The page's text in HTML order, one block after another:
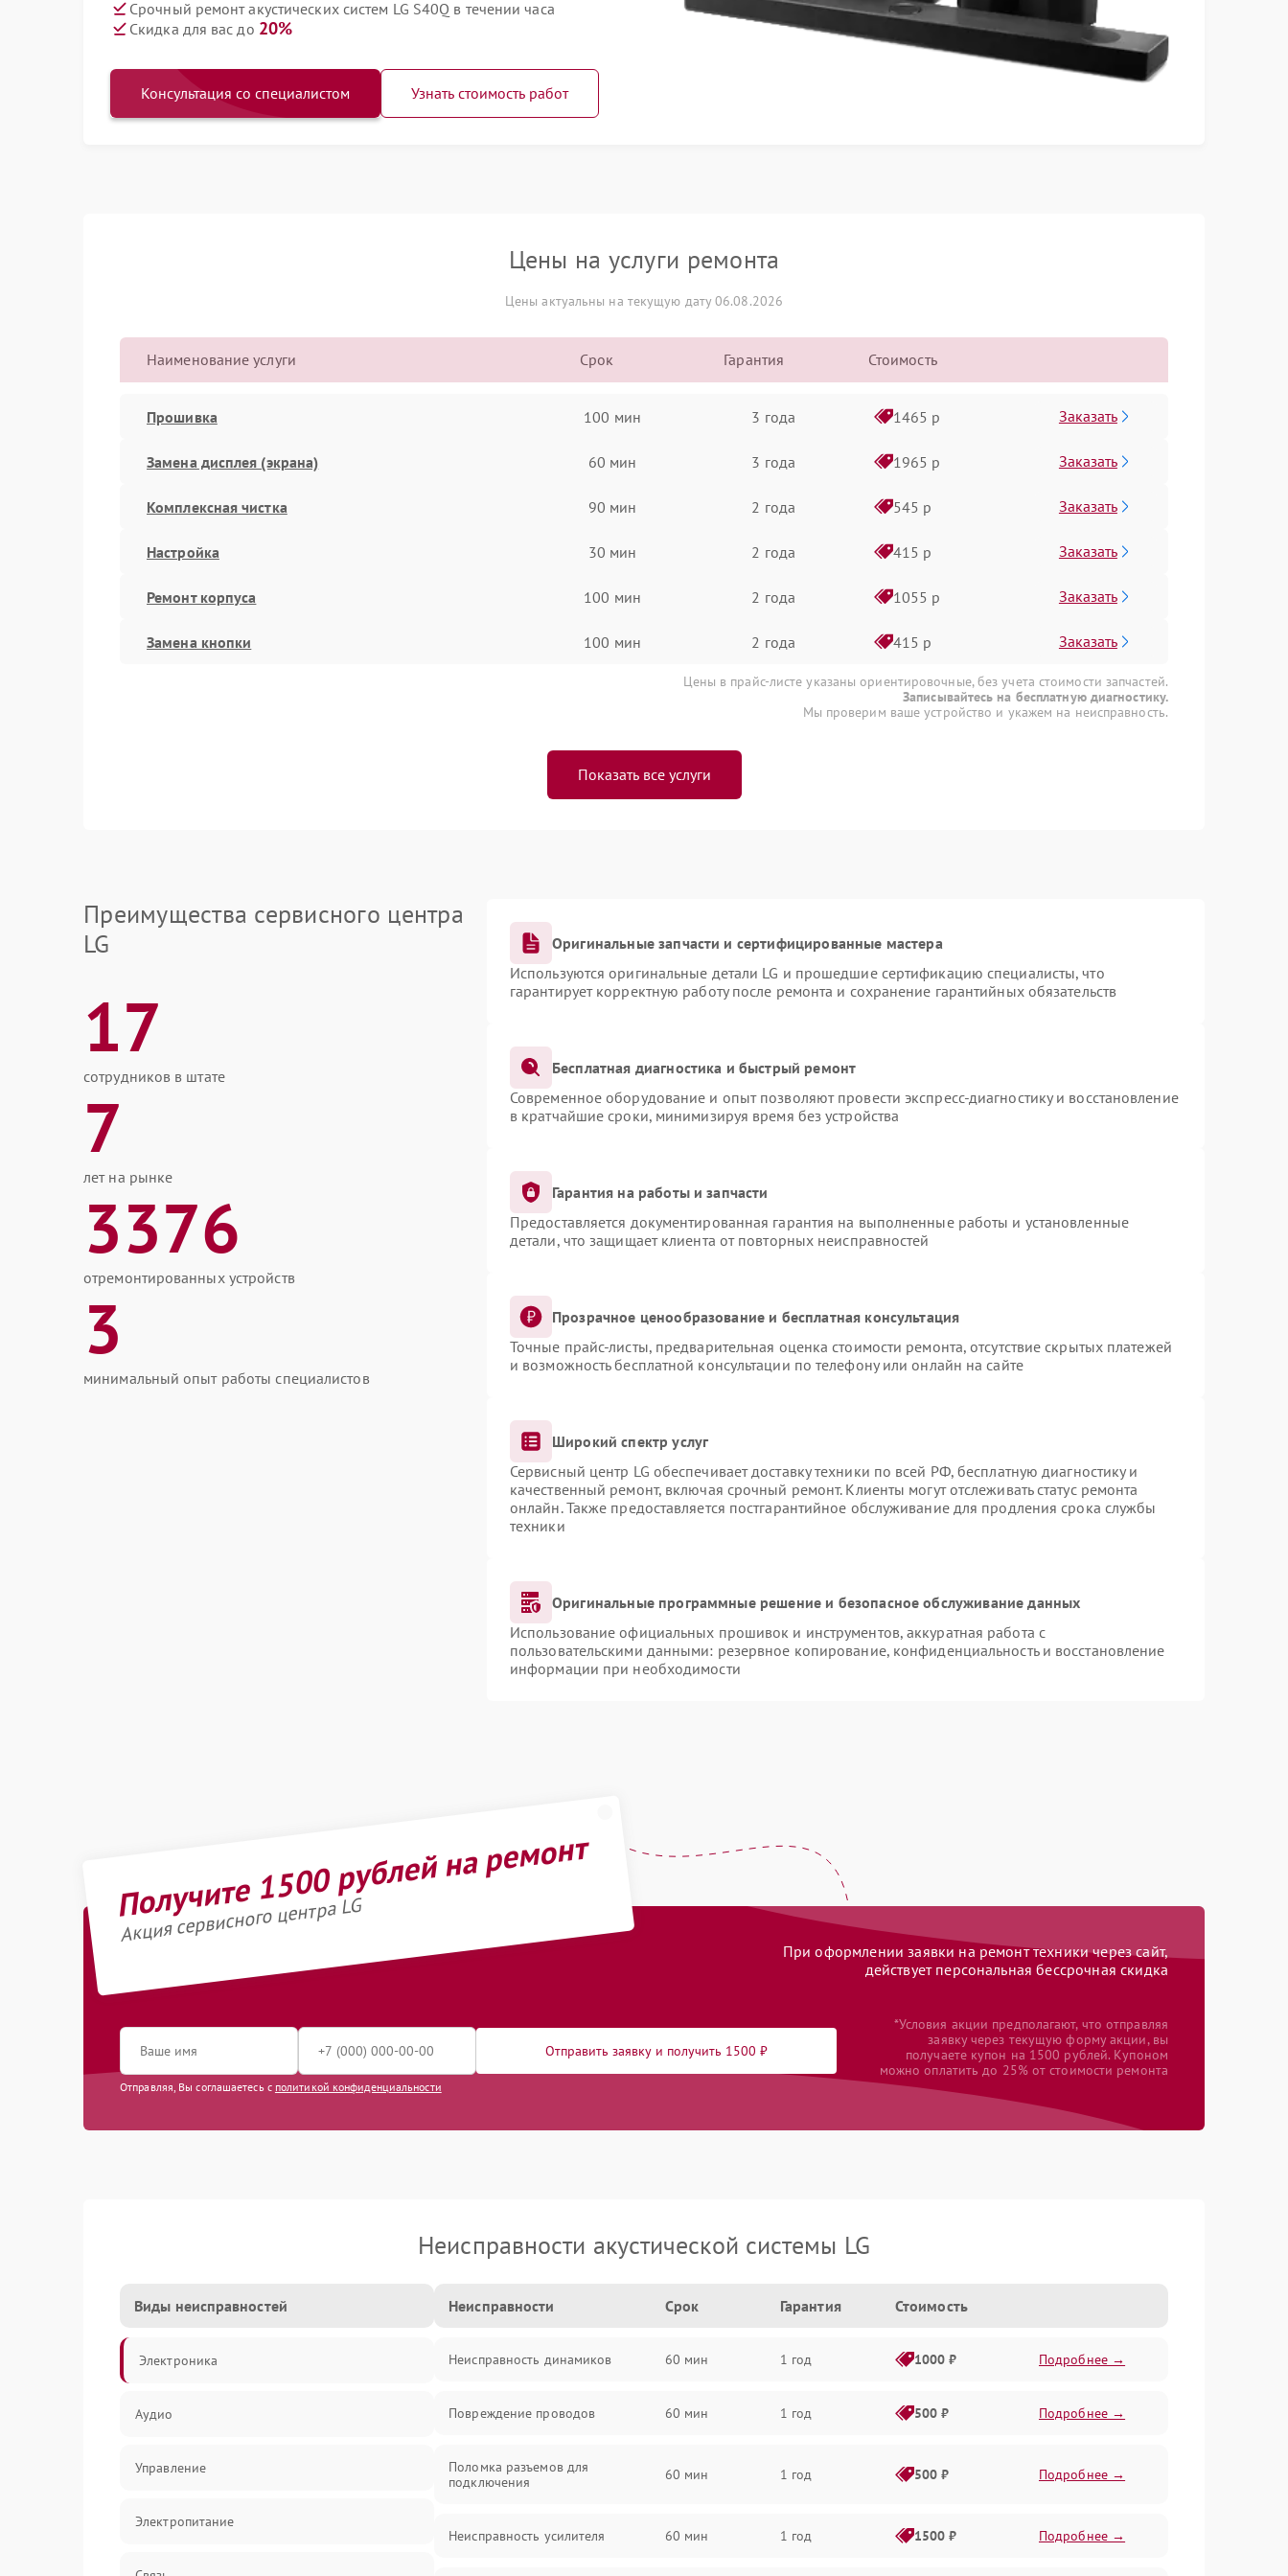
Срочный ремонт акустических систем LG S40Q в течении часа
Скидка для вас до 20%
Консультация со специалистом Узнать стоимость работ
Цены на услуги ремонта
Цены актуальны на текущую дату 06.08.2026
Наименование услуги Срок Гарантия Стоимость
Прошивка 100 мин 3 года 1465 р Заказать
Замена дисплея (экрана) 60 мин 3 года 1965 р Заказать
Комплексная чистка 90 мин 2 года 545 р Заказать
Настройка 30 мин 2 года 415 р Заказать
Ремонт корпуса 100 мин 2 года 1055 р Заказать
Замена кнопки 100 мин 2 года 415 р Заказать
Цены в прайс-листе указаны ориентировочные, без учета стоимости запчастей.
Записывайтесь на бесплатную диагностику.
Мы проверим ваше устройство и укажем на неисправность.
Показать все услуги
Преимущества сервисного центра
LG
17
сотрудников в штате
7
лет на рынке
3376
отремонтированных устройств
3
минимальный опыт работы специалистов
Оригинальные запчасти и сертифицированные мастера
Используются оригинальные детали LG и прошедшие сертификацию специалисты, что
гарантирует корректную работу после ремонта и сохранение гарантийных обязательств
Бесплатная диагностика и быстрый ремонт
Современное оборудование и опыт позволяют провести экспресс-диагностику и восстановление
в кратчайшие сроки, минимизируя время без устройства
Гарантия на работы и запчасти
Предоставляется документированная гарантия на выполненные работы и установленные
детали, что защищает клиента от повторных неисправностей
Прозрачное ценообразование и бесплатная консультация
Точные прайс-листы, предварительная оценка стоимости ремонта, отсутствие скрытых платежей
и возможность бесплатной консультации по телефону или онлайн на сайте
Широкий спектр услуг
Сервисный центр LG обеспечивает доставку техники по всей РФ, бесплатную диагностику и
качественный ремонт, включая срочный ремонт. Клиенты могут отслеживать статус ремонта
онлайн. Также предоставляется постгарантийное обслуживание для продления срока службы
техники
Оригинальные программные решение и безопасное обслуживание данных
Использование официальных прошивок и инструментов, аккуратная работа с
пользовательскими данными: резервное копирование, конфиденциальность и восстановление
информации при необходимости
Получите 1500 рублей на ремонт
Акция сервисного центра LG
При оформлении заявки на ремонт техники через сайт,
действует персональная бессрочная скидка
Отправить заявку и получить 1500 ₽
Отправляя, Вы соглашаетесь с политикой конфиденциальности
*Условия акции предполагают, что отправляя
заявку через текущую форму акции, вы
получаете купон на 1500 рублей. Купоном
можно оплатить до 25% от стоимости ремонта
Неисправности акустической системы LG
Виды неисправностей
Электроника
Аудио
Управление
Электропитание
Неисправности Срок Гарантия Стоимость
Неисправность динамиков 60 мин 1 год 1000 ₽ Подробнее →
Повреждение проводов 60 мин 1 год 500 ₽ Подробнее →
Поломка разъемов для
подключения
60 мин 1 год 500 ₽ Подробнее →
Неисправность усилителя 60 мин 1 год 1500 ₽ Подробнее →